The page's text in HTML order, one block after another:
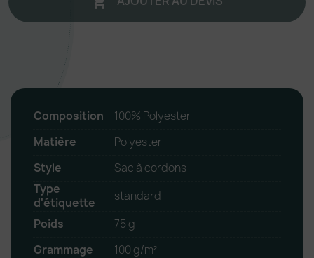
Composition
100% Polyester
Matière
Polyester
Style
Sac à cordons
Type
d'étiquette
standard
Poids
75 g
Grammage
100 g/m²